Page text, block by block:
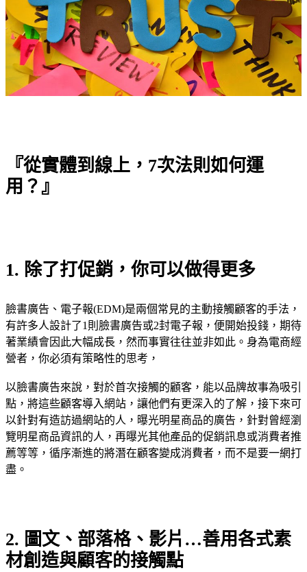
『從實體到線上，7次法則如何運
用？』
1. 除了打促銷，你可以做得更多
臉書廣告、電子報(EDM)是兩個常見的主動接觸顧客的手法，
有許多人設計了1則臉書廣告或2封電子報，便開始投錢，期待
著業績會因此大幅成長，然而事實往往並非如此。身為電商經
營者，你必須有策略性的思考，
以臉書廣告來說，對於首次接觸的顧客，能以品牌故事為吸引
點，將這些顧客導入網站，讓他們有更深入的了解，接下來可
以針對有造訪過網站的人，曝光明星商品的廣告，針對曾經瀏
覽明星商品資訊的人，再曝光其他產品的促銷訊息或消費者推
薦等等，循序漸進的將潛在顧客變成消費者，而不是要一網打
盡。
2. 圖文、部落格、影片…善用各式素
材創造與顧客的接觸點